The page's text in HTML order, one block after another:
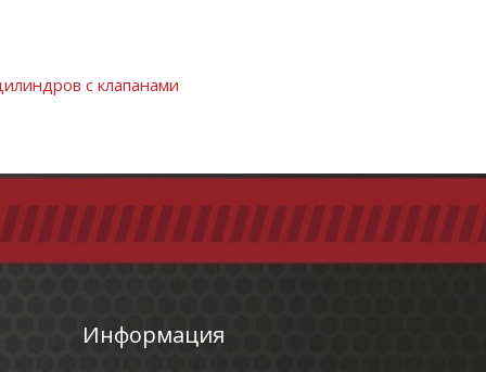
с клапанами
Информация